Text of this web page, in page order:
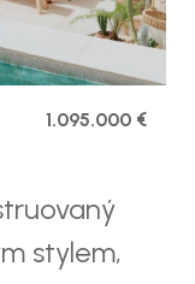
1.095.000 €
stylem,